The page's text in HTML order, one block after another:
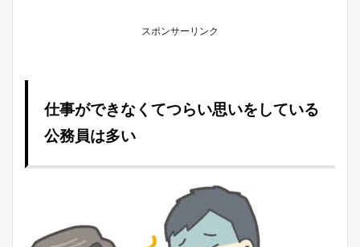
スポンサーリンク
仕事ができなくてつらい思いをしている
公務員は多い